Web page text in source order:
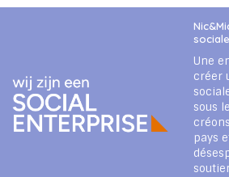
sociale
Une
créer
sous
pays